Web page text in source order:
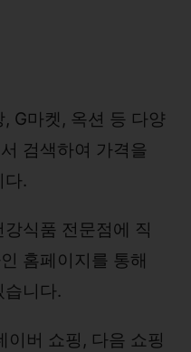
, G마켓, 옥션 등 다양
검색하여 가격을
다.
강식품 전문점에 직
홈페이지를 통해
습니다.
이버 쇼핑, 다음 쇼핑